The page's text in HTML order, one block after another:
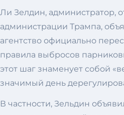
Ли Зелдин, администратор,
администрации Трампа,
агентство официально
правила выбросов
этот шаг знаменует собой
значимый день
В частности, Зельдин